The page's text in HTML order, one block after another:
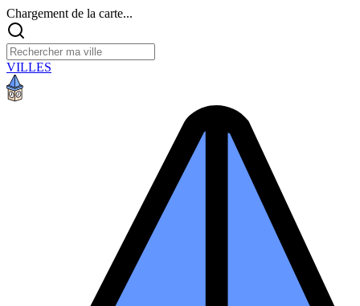
Chargement de la carte...
VILLES